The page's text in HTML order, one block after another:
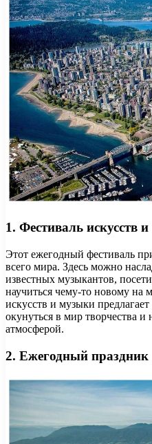
1. Фестиваль искусств
Этот ежегодный фестиваль
всего мира. Здесь можно
известных музыкантов,
научиться чему-то новому на
искусств и музыки
окунуться в мир творчества и
атмосферой.
2. Ежегодный праздник